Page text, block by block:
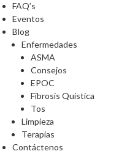
FAQ’s
Eventos
Blog
Enfermedades
ASMA
Consejos
EPOC
Fibrosis Quística
Tos
Limpieza
Terapias
Contáctenos